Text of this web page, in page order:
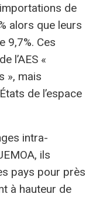
de
alors que leurs
9,7%. Ces
l’AES «
», mais
de l’espace
intra-
ils
pays pour près
à hauteur de